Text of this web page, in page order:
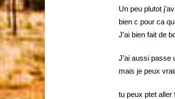
Un peu plutot
bien c pour ca
J’ai bien fait de
J’ai aussi passe
mais je peux
tu peux ptet